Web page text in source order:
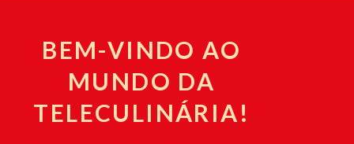
BEM-VINDO AO
MUNDO DA
TELECULINÁRIA!